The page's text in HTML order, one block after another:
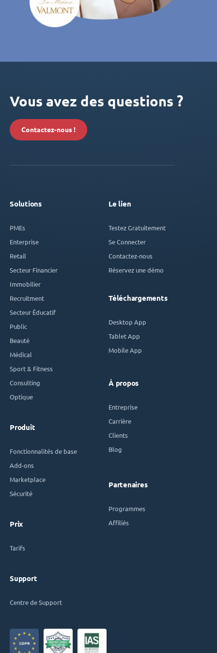
Vous avez des questions ?
Contactez-nous !
Solutions
PMEs
Enterprise
Retail
Secteur Financier
Immobilier
Recruitment
Secteur Éducatif
Public
Beauté
Médical
Sport & Fitness
Consulting
Optique
Produit
Fonctionnalités de base
Add-ons
Marketplace
Sécurité
Prix
Tarifs
Support
Centre de Support
Le lien
Testez Gratuitement
Se Connecter
Contactez-nous
Réservez une démo
Téléchargements
Desktop App
Tablet App
Mobile App
À propos
Entreprise
Carrière
Clients
Blog
Partenaires
Programmes
Affiliés